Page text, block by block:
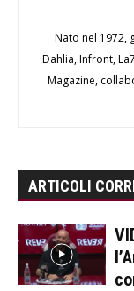
Nato nel 1972,
Dahlia, Infront,
Magazine,
ARTICOLI